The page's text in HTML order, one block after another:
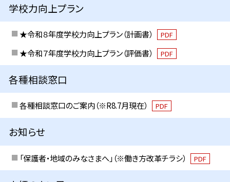
学校力向上プラン
★令和８年度学校力向上プラン（計画書） PDF
★令和７年度学校力向上プラン（評価書） PDF
各種相談窓口
各種相談窓口のご案内（※R8.7月現在） PDF
お知らせ
「保護者・地域のみなさまへ」（※働き方改革チラシ） PDF